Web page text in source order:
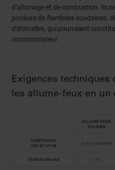
einwandfreien Betrieb unserer
Sie können frei entscheiden,
zulassen möchten. Bitte
Datenschutzerklärung und
Informationen.
d’allumage et de combustion. Ils
produire de flambées soudaines,
d’étincelles, qui pourraient
consommateur.
Exigences
les allume-feux en